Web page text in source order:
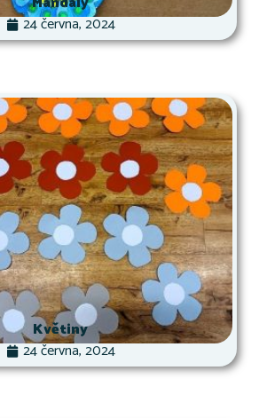
24 června, 2024
Květiny
24 června, 2024